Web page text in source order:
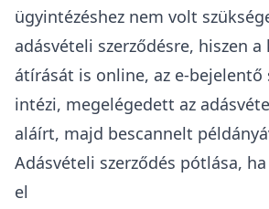
ügyintézéshez nem volt
adásvételi szerződésre, hiszen a
átírását is online, az e-bejelentő
intézi, megelégedett az
aláírt, majd bescannelt
Adásvételi szerződés pótlása,
el